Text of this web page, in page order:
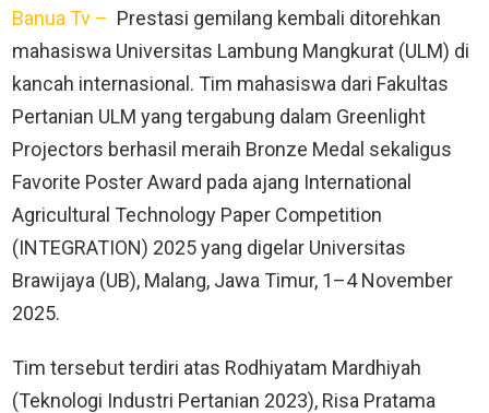
Banua Tv – Prestasi gemilang kembali ditorehkan
mahasiswa Universitas Lambung Mangkurat (ULM) di
kancah internasional. Tim mahasiswa dari Fakultas
Pertanian ULM yang tergabung dalam Greenlight
Projectors berhasil meraih Bronze Medal sekaligus
Favorite Poster Award pada ajang International
Agricultural Technology Paper Competition
(INTEGRATION) 2025 yang digelar Universitas
Brawijaya (UB), Malang, Jawa Timur, 1–4 November
2025.
Tim tersebut terdiri atas Rodhiyatam Mardhiyah
(Teknologi Industri Pertanian 2023), Risa Pratama